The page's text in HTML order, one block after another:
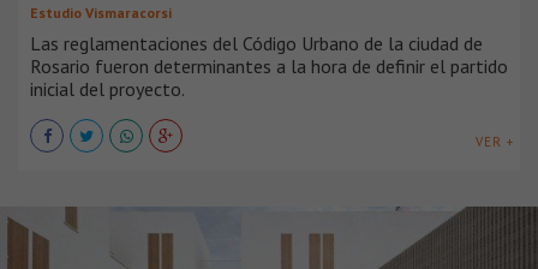
Estudio Vismaracorsi
Las reglamentaciones del Código Urbano de la ciudad de
Rosario fueron determinantes a la hora de definir el partido
inicial del proyecto.
VER +